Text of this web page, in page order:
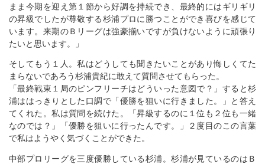
まま今期を迎え第１節から好調を持続でき、最終的にはギリギリ
の昇級でしたが尊敬する杉浦プロに勝つことができ喜びを感じて
います。来期のＢリーグは強豪揃いですが負けないように頑張り
たいと思います。」
そしてもう１人。私はどうしても聞きたいことがあり悔しくてた
まらないであろう杉浦貴紀に敢えて質問させてもらった。
「最終戦東１局のピンフリーチはどういった意図で？」すると杉
浦ははっきりとした口調で「優勝を狙いに行きました。」と答え
てくれた。私は質問を続けた。「昇級するのに１位も２位も一緒
なのでは？」「優勝を狙いに行ったんです。」２度目のこの言葉
で私はようやく気づくことができた。
中部プロリーグを三度優勝している杉浦。杉浦が見ているのはＢ